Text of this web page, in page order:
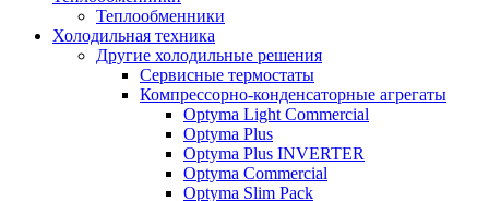
Теплообменники
Холодильная техника
Другие холодильные решения
Сервисные термостаты
Компрессорно-конденсаторные агрегаты
Optyma Light Commercial
Optyma Plus
Optyma Plus INVERTER
Optyma Commercial
Optyma Slim Pack